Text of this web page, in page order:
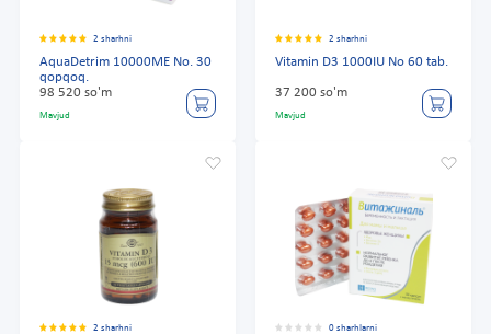
2 sharhni
AquaDetrim 10000ME No. 30
qopqoq.
98 520 so'm
Mavjud
2 sharhni
Vitamin D3 1000IU No 60 tab.
37 200 so'm
Mavjud
2 sharhni 0 sharhlarni